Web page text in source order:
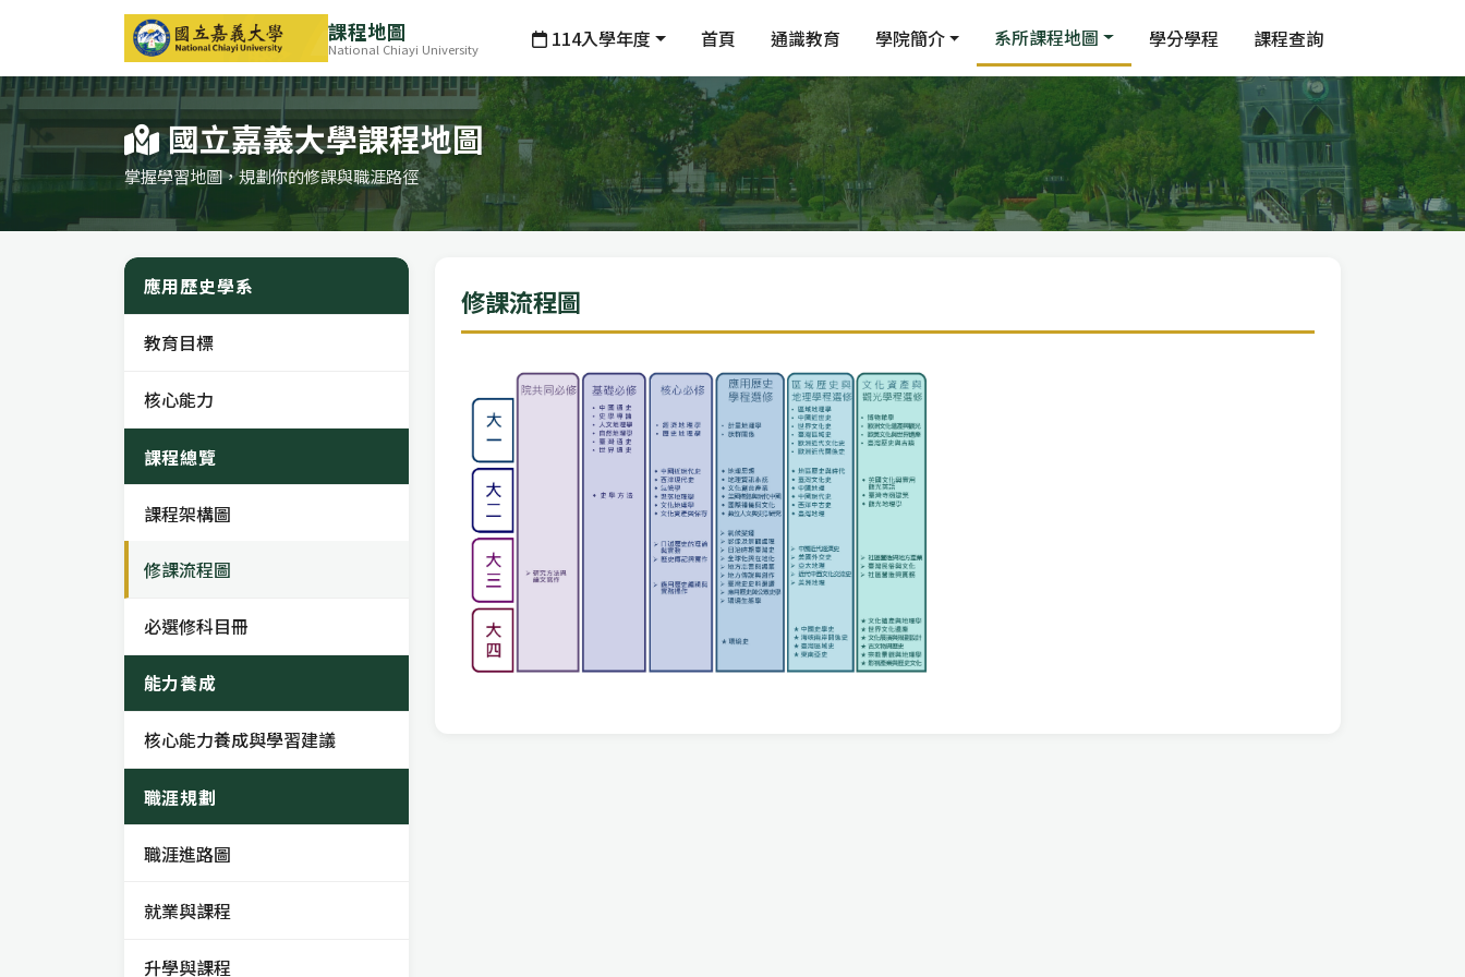
課程地圖
National Chiayi University 114入學年度 首頁 通識教育 學院簡介 系所課程地圖 學分學程 課程查詢
國立嘉義大學課程地圖
掌握學習地圖，規劃你的修課與職涯路徑
應用歷史學系
教育目標
核心能力
課程總覽
課程架構圖
修課流程圖
必選修科目冊
能力養成
核心能力養成與學習建議
職涯規劃
職涯進路圖
就業與課程
升學與課程
修課流程圖